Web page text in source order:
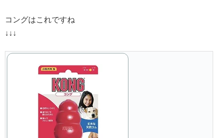
コングはこれですね
↓↓↓